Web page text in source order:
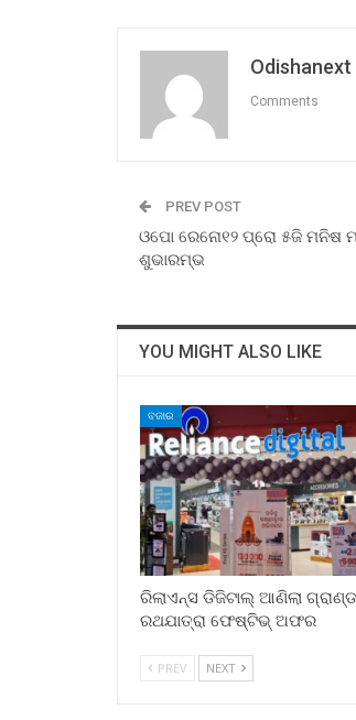
Odishanext
Comments
PREV POST
ଓପୋ ରେନୋ୧୨ ପ୍ରୋ ୫ଜି ମନିଷ
ଶୁଭାରମ୍ଭ
YOU MIGHT ALSO LIKE
ବଜାର
ରିଲାଏନ୍ସ ଡିଜିଟାଲ୍ ଆଣିଲା ଗ୍ରାଣ୍ଡ
ରଥଯାତ୍ରା ଫେଷ୍ଟିଭ୍ ଅଫର
PREV NEXT